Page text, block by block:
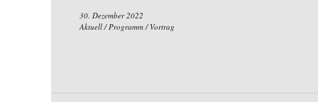
30. Dezember 2022
Aktuell / Programm / Vortrag